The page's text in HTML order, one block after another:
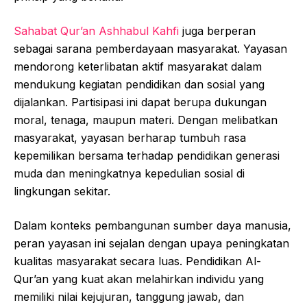
Sahabat Qur’an Ashhabul Kahfi juga berperan
sebagai sarana pemberdayaan masyarakat. Yayasan
mendorong keterlibatan aktif masyarakat dalam
mendukung kegiatan pendidikan dan sosial yang
dijalankan. Partisipasi ini dapat berupa dukungan
moral, tenaga, maupun materi. Dengan melibatkan
masyarakat, yayasan berharap tumbuh rasa
kepemilikan bersama terhadap pendidikan generasi
muda dan meningkatnya kepedulian sosial di
lingkungan sekitar.
Dalam konteks pembangunan sumber daya manusia,
peran yayasan ini sejalan dengan upaya peningkatan
kualitas masyarakat secara luas. Pendidikan Al-
Qur’an yang kuat akan melahirkan individu yang
memiliki nilai kejujuran, tanggung jawab, dan